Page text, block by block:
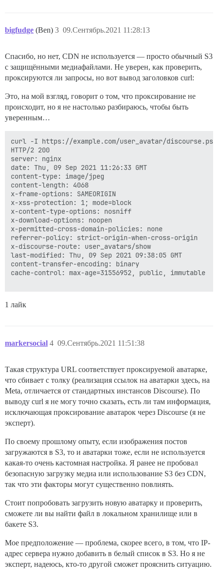
bigfudge (Ben) 09.Сентябрь.2021 11:28:13
3
Спасибо, но нет, CDN не используется — просто обычный S3
с защищёнными медиафайлами. Не уверен, как проверить,
проксируются ли запросы, но вот вывод заголовков curl:
Это, на мой взгляд, говорит о том, что проксирование не
происходит, но я не настолько разбираюсь, чтобы быть
уверенным…
curl -I https://example.com/user_avatar/
HTTP/2 200
server: nginx
date: Thu, 09 Sep 2021 11:26:33 GMT
content-type: image/jpeg
content-length: 4068
x-frame-options: SAMEORIGIN
x-xss-protection: 1; mode=block
x-content-type-options: nosniff
x-download-options: noopen
x-permitted-cross-domain-policies: none
referrer-policy: strict-origin-when-cross-origin
x-discourse-route: user_avatars/show
last-modified: Thu, 09 Sep 2021 09:38:05 GMT
content-transfer-encoding: binary
cache-control: max-age=31556952, public, immutable
1 лайк
markersocial 09.Сентябрь.2021 11:51:38
4
Такая структура URL соответствует проксируемой аватарке,
что сбивает с толку (реализация ссылок на аватарки здесь, на
Meta, отличается от стандартных инстансов Discourse). По
выводу curl я не могу точно сказать, есть ли там информация,
исключающая проксирование аватарок через Discourse (я не
эксперт).
По своему прошлому опыту, если изображения постов
загружаются в S3, то и аватарки тоже, если не используется
какая-то очень кастомная настройка. Я ранее не пробовал
безопасную загрузку медиа или использование S3 без CDN,
так что эти факторы могут существенно повлиять.
Стоит попробовать загрузить новую аватарку и проверить,
сможете ли вы найти файл в локальном хранилище или в
бакете S3.
Мое предположение — проблема, скорее всего, в том, что IP-
адрес сервера нужно добавить в белый список в S3. Но я не
эксперт, надеюсь, кто-то другой сможет прояснить ситуацию.